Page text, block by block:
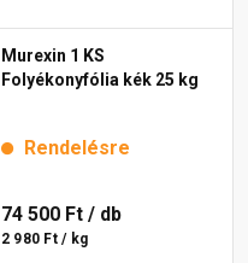
Murexin 1 KS
Folyékonyfólia kék 25 kg
Rendelésre
74 500 Ft / db
2 980 Ft / kg